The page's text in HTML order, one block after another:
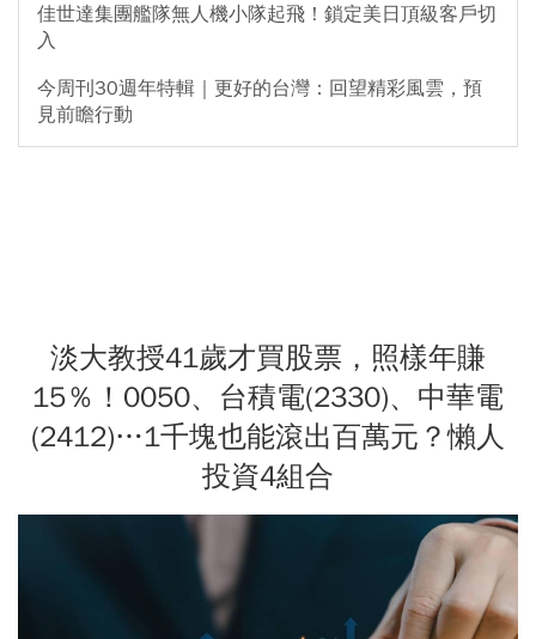
佳世達集團艦隊無人機小隊起飛！鎖定美日頂級客戶切
入
今周刊30週年特輯｜更好的台灣：回望精彩風雲，預
見前瞻行動
淡大教授41歲才買股票，照樣年賺
15％！0050、台積電(2330)、中華電
(2412)…1千塊也能滾出百萬元？懶人
投資4組合